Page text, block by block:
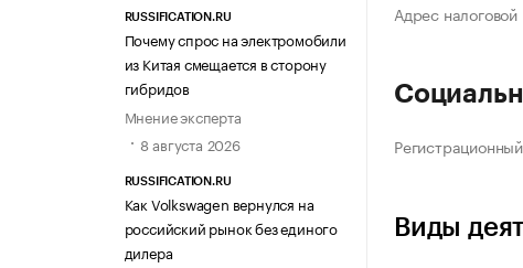
RUSSIFICATION.RU
Почему спрос на электромобили
из Китая смещается в сторону
гибридов
Мнение эксперта
8 августа 2026
RUSSIFICATION.RU
Как Volkswagen вернулся на
российский рынок без единого
дилера
Адрес налоговой
Виды